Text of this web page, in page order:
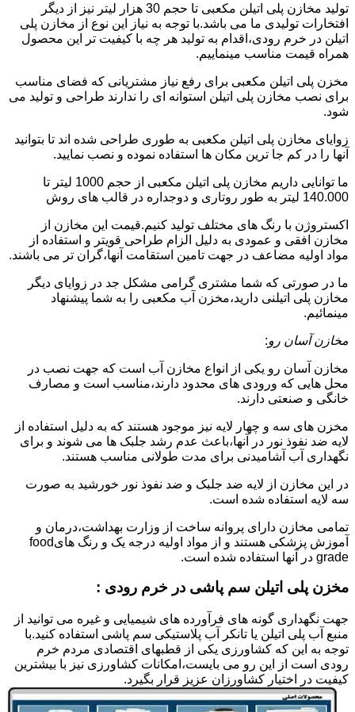
تولید مخازن پلی اتیلن مکعبی تا حجم 30 هزار لیتر نیز از دیگر
افتخارات تولیدی ما می باشد.با توجه به نیاز این نوع از مخازن پلی
اتیلن در خرم رودی،اقدام به تولید هر چه با کیفیت تر این محصول
همراه قیمت مناسب مینماییم.
مخزن پلی اتیلن مکعبی برای رفع نیاز مشتریانی که فضای مناسب
برای نصب مخازن پلی اتیلن استوانه ای را ندارند طراحی و تولید می
شود.
زوایای مخازن پلی اتیلن مکعبی به طوری طراحی شده اند تا بتوانید
آنها را در کم جا ترین مکان ها استفاده نموده و نصب نمایید.
ما توانایی داریم مخازن پلی اتیلن مکعبی از حجم 1000 لیتر تا
140.000 لیتر به طور روتاری و دوجداره در قالب های روش
اکستروژن با رنگ های مختلف تولید کنیم.قیمت این مخازن از
مخازن افقی و عمودی به دلیل الزام طراحی قویتر و استفاده از
مواد اولیه مضاعف در جهت تامین استقامت آنها،گران تر می باشند.
ما در صورتی که شما مشتری گرامی مشکل جد در زوایای دیگر
مخازن پلی اتیلنی دارید،مخزن آب مکعبی را به شما پیشنهاد
مینمائیم.
مخازن آسان رو:
مخازن آسان رو یکی از انواع مخازن آب است که جهت نصب در
محل هایی که ورودی های محدود دارند،مناسب است و مصارف
خانگی و صنعتی دارند.
مخزن های سه و چهار لایه نیز موجود هستند که به دلیل استفاده از
لایه ضد نفوذ نور در آنها،باعث عدم رشد جلبک ها می شوند و برای
نگهداری آب آشامیدنی برای مدت طولانی مناسب هستند.
در این مخازن از لایه ضد جلبک و ضد نفوذ نور خورشید به صورت
سه لایه استفاده شده است.
تمامی مخازن دارای پروانه ساخت از وزارت بهداشت،درمان و
آموزش پزشکی هستند و از مواد اولیه درجه یک و رنگ هایfood
grade در آنها استفاده شده است.
مخزن پلی اتیلن سم پاشی در خرم رودی :
جهت نگهداری گونه های فرآورده های شیمیایی و غیره می توانید از
منبع آب پلی اتیلن یا تانکر آب پلاستیکی سم پاشی استفاده کنید.با
توجه به این که کشاورزی یکی از قطبهای اقتصادی مردم خرم
رودی است از این رو می بایست،امکانات کشاورزی نیز با بیشترین
کیفیت در اختیار کشاورزان عزیز قرار بگیرد.